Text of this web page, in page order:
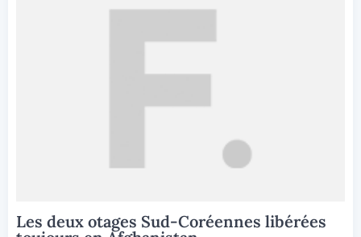
Les deux otages Sud-Coréennes libérées